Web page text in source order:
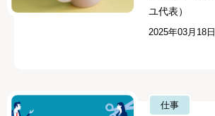
ユ代表）
2025年03月18日
仕事